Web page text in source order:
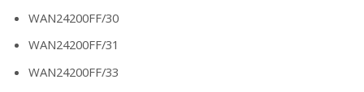
WAN24200FF/30
WAN24200FF/31
WAN24200FF/33